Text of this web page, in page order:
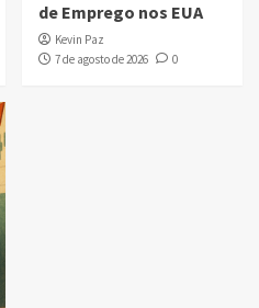
de Emprego nos EUA
Kevin Paz
7 de agosto de 2026
0